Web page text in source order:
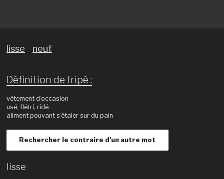
lisse neuf
Définition de fripé :
vêtement d’occasion
usé, flétri, ridé
aliment pouvant s’étaler sur du pain
Rechercher le contraire d'un autre mot
lisse